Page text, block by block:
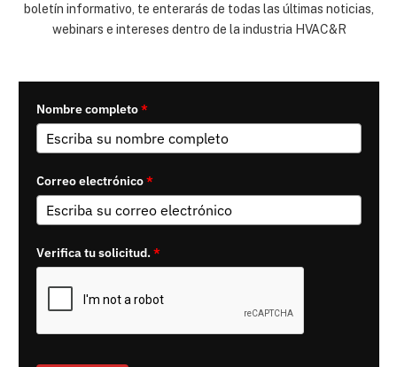
boletín informativo, te enterarás de todas las últimas noticias,
webinars e intereses dentro de la industria HVAC&R
Nombre completo*
Correo electrónico*
Verifica tu solicitud.*